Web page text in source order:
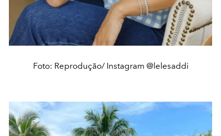
Foto: Reprodução/ Instagram @lelesaddi